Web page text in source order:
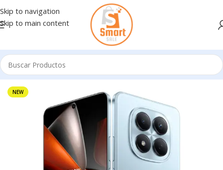
Skip to navigation
Skip to main content
Inicio/Celulares/XIAOMI
NEW